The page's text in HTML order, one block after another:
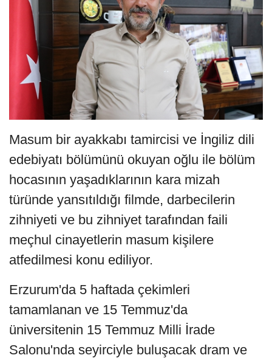
Masum bir ayakkabı tamircisi ve İngiliz dili
edebiyatı bölümünü okuyan oğlu ile bölüm
hocasının yaşadıklarının kara mizah
türünde yansıtıldığı filmde, darbecilerin
zihniyeti ve bu zihniyet tarafından faili
meçhul cinayetlerin masum kişilere
atfedilmesi konu ediliyor.
Erzurum'da 5 haftada çekimleri
tamamlanan ve 15 Temmuz'da
üniversitenin 15 Temmuz Milli İrade
Salonu'nda seyirciyle buluşacak dram ve